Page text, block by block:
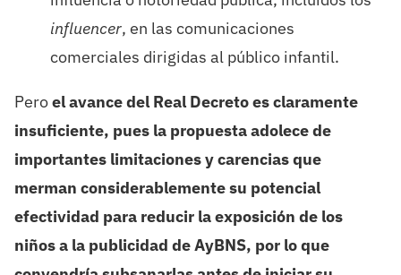
influencer, en las comunicaciones
comerciales dirigidas al público infantil.
Peroel avance del Real Decreto es claramente
insuficiente, pues la propuesta adolece de
importantes limitaciones y carencias que
merman considerablemente su potencial
efectividad para reducir la exposición de los
niños a la publicidad de AyBNS, por lo que